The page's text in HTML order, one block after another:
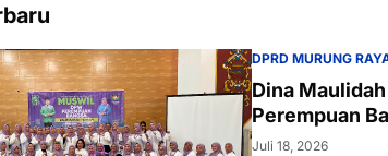
Dina
Perempuan
Juli 18, 2026